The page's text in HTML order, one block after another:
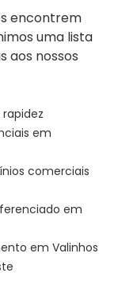
encontrem
uma lista
aos nossos
em
comerciais
em
em Valinhos